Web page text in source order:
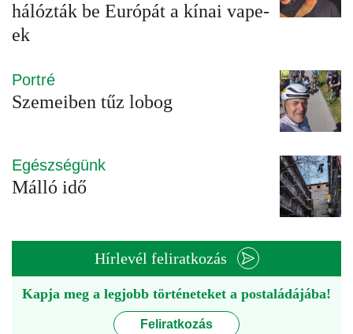
hálózták be Európát a kínai vape-
ek
Portré
Szemeiben tűz lobog
Egészségünk
Málló idő
Hírlevél feliratkozás
Kapja meg a legjobb történeteket a postaládájába!
Feliratkozás